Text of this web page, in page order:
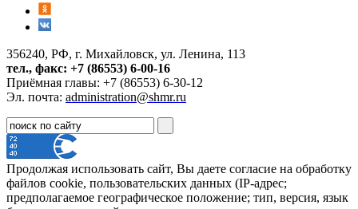
356240, РФ, г. Михайловск, ул. Ленина, 113
тел., факс: +7 (86553) 6-00-16
Приёмная главы: +7 (86553) 6-30-12
Эл. почта: administration@shmr.ru
Продолжая использовать сайт, Вы даете согласие на обработку
файлов cookie, пользовательских данных (IP-адрес;
предполагаемое географическое положение; тип, версия, язык